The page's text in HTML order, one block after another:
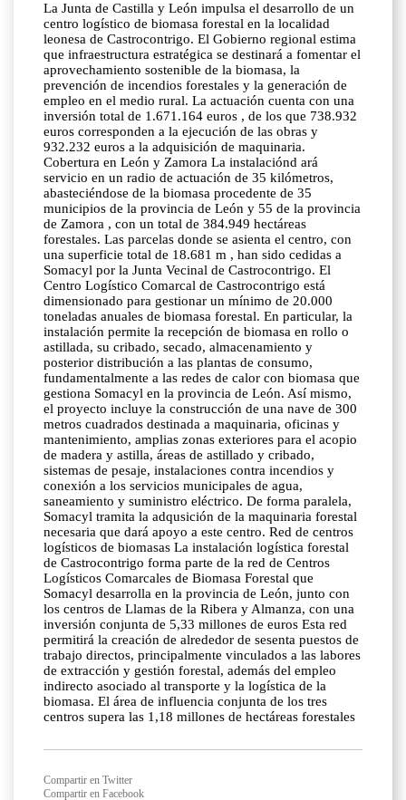
La Junta de Castilla y León impulsa el desarrollo de un
centro logístico de biomasa forestal en la localidad
leonesa de Castrocontrigo. El Gobierno regional estima
que infraestructura estratégica se destinará a fomentar el
aprovechamiento sostenible de la biomasa, la
prevención de incendios forestales y la generación de
empleo en el medio rural. La actuación cuenta con una
inversión total de 1.671.164 euros , de los que 738.932
euros corresponden a la ejecución de las obras y
932.232 euros a la adquisición de maquinaria.
Cobertura en León y Zamora La instalaciónd ará
servicio en un radio de actuación de 35 kilómetros,
abasteciéndose de la biomasa procedente de 35
municipios de la provincia de León y 55 de la provincia
de Zamora , con un total de 384.949 hectáreas
forestales. Las parcelas donde se asienta el centro, con
una superficie total de 18.681 m , han sido cedidas a
Somacyl por la Junta Vecinal de Castrocontrigo. El
Centro Logístico Comarcal de Castrocontrigo está
dimensionado para gestionar un mínimo de 20.000
toneladas anuales de biomasa forestal. En particular, la
instalación permite la recepción de biomasa en rollo o
astillada, su cribado, secado, almacenamiento y
posterior distribución a las plantas de consumo,
fundamentalmente a las redes de calor con biomasa que
gestiona Somacyl en la provincia de León. Así mismo,
el proyecto incluye la construcción de una nave de 300
metros cuadrados destinada a maquinaria, oficinas y
mantenimiento, amplias zonas exteriores para el acopio
de madera y astilla, áreas de astillado y cribado,
sistemas de pesaje, instalaciones contra incendios y
conexión a los servicios municipales de agua,
saneamiento y suministro eléctrico. De forma paralela,
Somacyl tramita la adqusición de la maquinaria forestal
necesaria que dará apoyo a este centro. Red de centros
logísticos de biomasas La instalación logística forestal
de Castrocontrigo forma parte de la red de Centros
Logísticos Comarcales de Biomasa Forestal que
Somacyl desarrolla en la provincia de León, junto con
los centros de Llamas de la Ribera y Almanza, con una
inversión conjunta de 5,33 millones de euros Esta red
permitirá la creación de alrededor de sesenta puestos de
trabajo directos, principalmente vinculados a las labores
de extracción y gestión forestal, además del empleo
indirecto asociado al transporte y la logística de la
biomasa. El área de influencia conjunta de los tres
centros supera las 1,18 millones de hectáreas forestales
Compartir en Twitter
Compartir en Facebook